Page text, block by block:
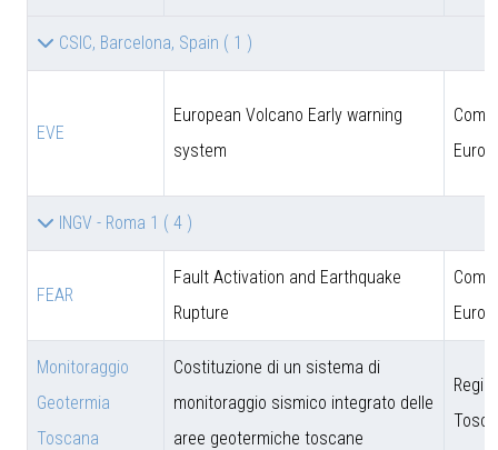
CSIC, Barcelona, Spain ( 1 )
EVE
European Volcano Early warning
system
INGV - Roma 1 ( 4 )
FEAR
Fault Activation and Earthquake
Rupture
Monitoraggio
Geotermia
Toscana
Costituzione di un sistema di
monitoraggio sismico integrato delle
aree geotermiche toscane